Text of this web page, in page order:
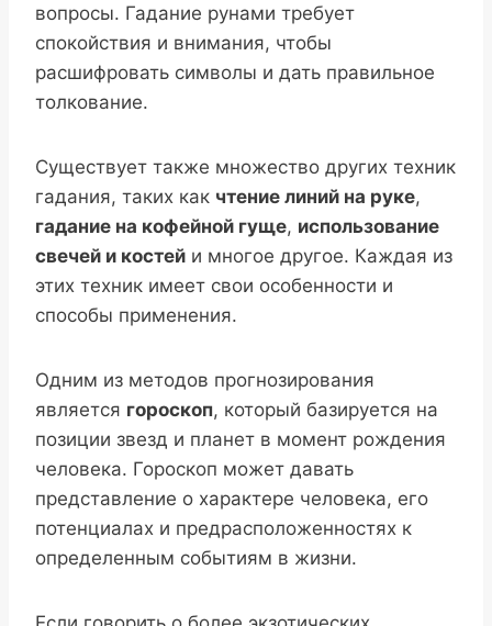
вопросы. Гадание рунами требует
спокойствия и внимания, чтобы
расшифровать символы и дать правильное
толкование.
Существует также множество других техник
гадания, таких как чтение линий на руке,
гадание на кофейной гуще, использование
свечей и костей и многое другое. Каждая из
этих техник имеет свои особенности и
способы применения.
Одним из методов прогнозирования
является гороскоп, который базируется на
позиции звезд и планет в момент рождения
человека. Гороскоп может давать
представление о характере человека, его
потенциалах и предрасположенностях к
определенным событиям в жизни.